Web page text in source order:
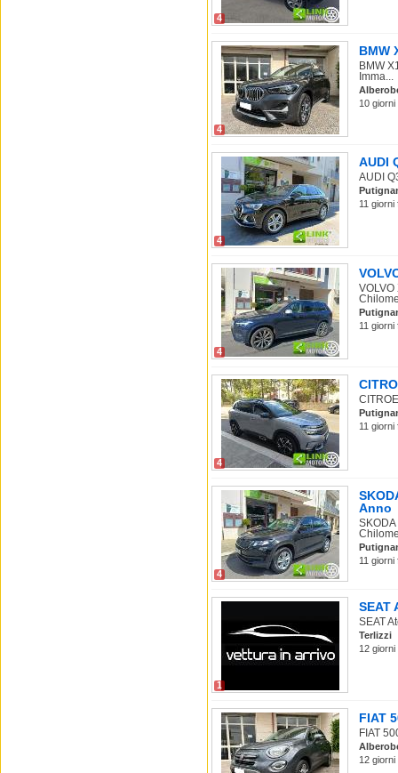
4
4
BMW
BMW
Imma...
10
4
AUDI
AUDI
11
4
11
4
11
4
Anno
11
1
SEAT
SEAT
Terlizzi
12
FIAT
FIAT
12